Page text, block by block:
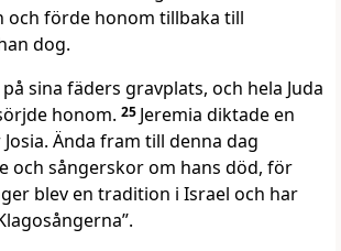
och förde honom tillbaka till
dog.
sina fäders gravplats, och hela Juda
honom. 25 Jeremia diktade en
Ända fram till denna dag
och sångerskor om hans död, för
blev en tradition i Israel och har